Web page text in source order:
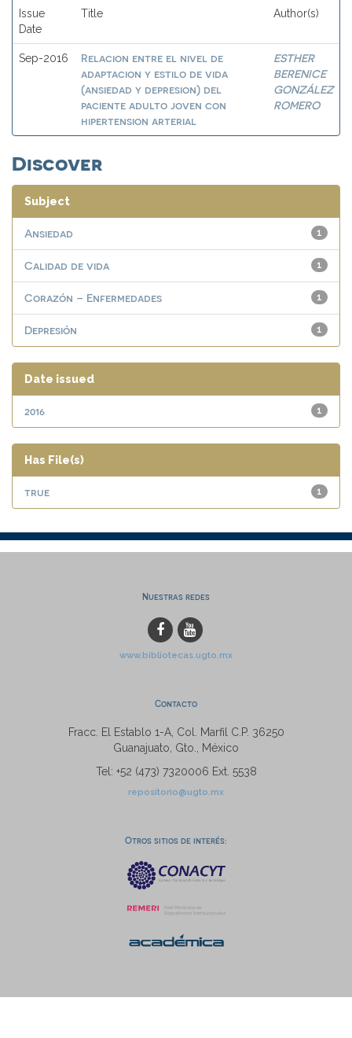
Issue
Date
Title Author(s)
Sep-2016
Relacion entre el nivel de
adaptacion y estilo de vida
(ansiedad y depresion) del
paciente adulto joven con
hipertension arterial
ESTHER
BERENICE
GONZÁLEZ
ROMERO
Discover
Subject
1
Ansiedad
1
Calidad de vida
1
Corazón – Enfermedades
1
Depresión
Date issued
1
2016
Has File(s)
1
true
Nuestras redes
www.bibliotecas.ugto.mx
Contacto
Fracc. El Establo 1-A, Col. Marfil C.P. 36250
Guanajuato, Gto., México
Tel: +52 (473) 7320006 Ext. 5538
repositorio@ugto.mx
Otros sitios de interés: